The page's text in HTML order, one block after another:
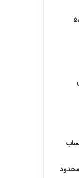
در سال تحصیلی جدید ۵۰
محدود